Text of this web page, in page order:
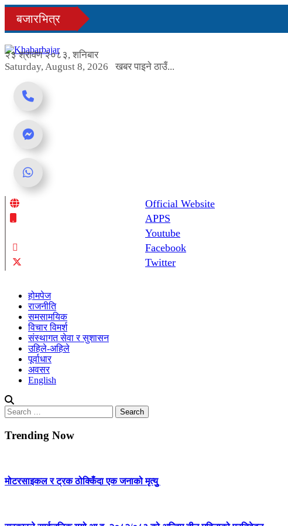
Skip
content
बजारभित्र
२३ श्रावण २०८३, शनिबार
Saturday, August 8, 2026
खबर पाइने ठाउँ...
Online News Portal
Official Website
APPS
Youtube
Facebook
Twitter
होमपेज
राजनीति
समसामयिक
विचार विमर्श
संस्थागत सेवा र सुशासन
उहिले-अहिले
पूर्वाधार
अवसर
English
Search
for:
Trending Now
मोटरसाइकल र ट्रक ठोक्किँदा एक जनाको मृत्युु